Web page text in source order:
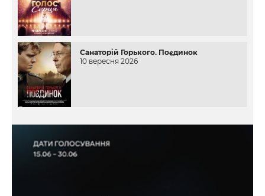
Санаторій Горького. Поєдинок
10 вересня 2026